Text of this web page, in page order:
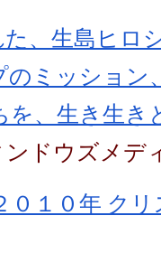
た、生島ヒロ
のミッション
を、生き生き
ンドウズメ
０１０年 ク